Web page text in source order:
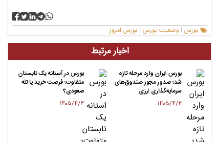
بورس | وضعیت بورس | بورس امروز
اخبار مرتبط
بورس ایران وارد مرحله تازه
شد؛ صدور مجوز صندوق‌های
سرمایه‌گذاری ارزی
۱۴۰۵/۴/۲
بورس در آستانه یک تابستان
متفاوت؛ فرصت خرید یا تله
صعودی؟
۱۴۰۵/۴/۲